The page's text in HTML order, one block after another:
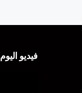
فيديو اليوم